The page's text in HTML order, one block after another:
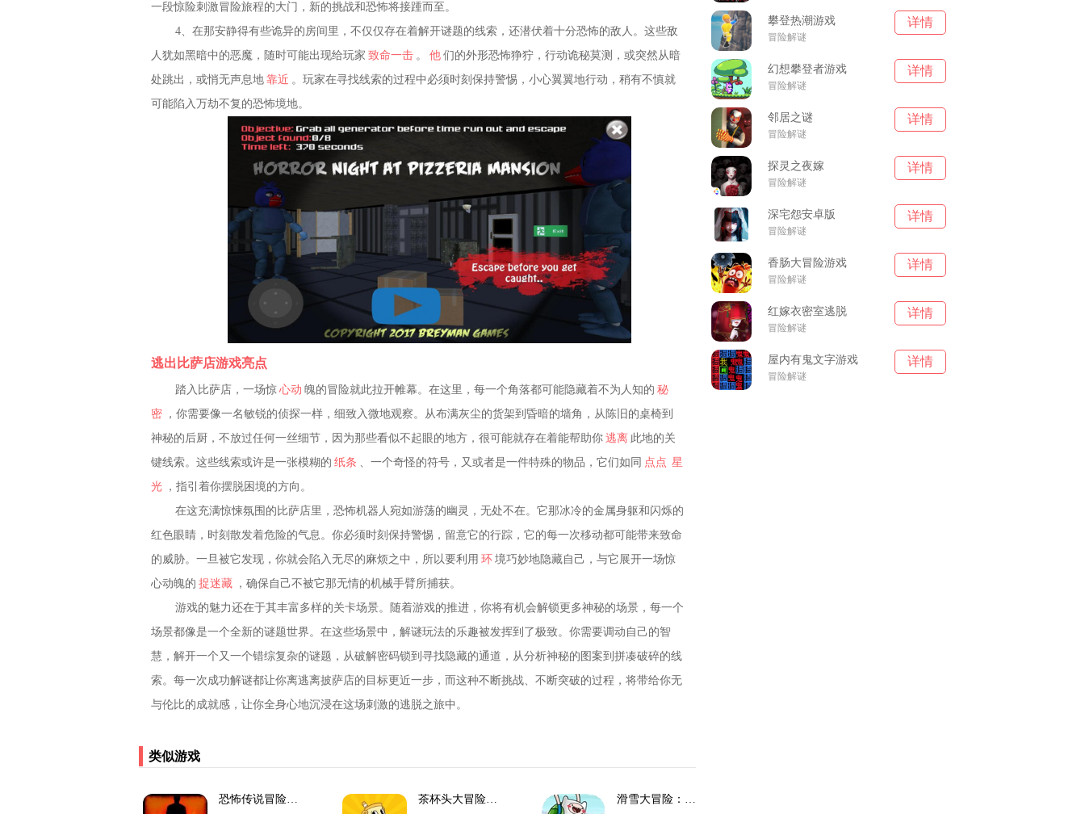
一段惊险刺激冒险旅程的大门，新的挑战和恐怖将接踵而至。
4、在那安静得有些诡异的房间里，不仅仅存在着解开谜题的线索，还潜伏着十分恐怖的敌人。这些敌
人犹如黑暗中的恶魔，随时可能出现给玩家 致命一击 。 他 们的外形恐怖狰狞，行动诡秘莫测，或突然从暗
处跳出，或悄无声息地 靠近 。玩家在寻找线索的过程中必须时刻保持警惕，小心翼翼地行动，稍有不慎就
可能陷入万劫不复的恐怖境地。
逃出比萨店游戏亮点
踏入比萨店，一场惊 心动 魄的冒险就此拉开帷幕。在这里，每一个角落都可能隐藏着不为人知的 秘
密 ，你需要像一名敏锐的侦探一样，细致入微地观察。从布满灰尘的货架到昏暗的墙角，从陈旧的桌椅到
神秘的后厨，不放过任何一丝细节，因为那些看似不起眼的地方，很可能就存在着能帮助你 逃离 此地的关
键线索。这些线索或许是一张模糊的 纸条 、一个奇怪的符号，又或者是一件特殊的物品，它们如同 点点 星
光 ，指引着你摆脱困境的方向。
在这充满惊悚氛围的比萨店里，恐怖机器人宛如游荡的幽灵，无处不在。它那冰冷的金属身躯和闪烁的
红色眼睛，时刻散发着危险的气息。你必须时刻保持警惕，留意它的行踪，它的每一次移动都可能带来致命
的威胁。一旦被它发现，你就会陷入无尽的麻烦之中，所以要利用 环 境巧妙地隐藏自己，与它展开一场惊
心动魄的 捉迷藏 ，确保自己不被它那无情的机械手臂所捕获。
游戏的魅力还在于其丰富多样的关卡场景。随着游戏的推进，你将有机会解锁更多神秘的场景，每一个
场景都像是一个全新的谜题世界。在这些场景中，解谜玩法的乐趣被发挥到了极致。你需要调动自己的智
慧，解开一个又一个错综复杂的谜题，从破解密码锁到寻找隐藏的通道，从分析神秘的图案到拼凑破碎的线
索。每一次成功解谜都让你离逃离披萨店的目标更近一步，而这种不断挑战、不断突破的过程，将带给你无
与伦比的成就感，让你全身心地沉浸在这场刺激的逃脱之旅中。
类似游戏
恐怖传说冒险解谜 茶杯头大冒险解谜 滑雪大冒险：探险时光
攀登热潮游戏
冒险解谜
详情
幻想攀登者游戏
冒险解谜
详情
邻居之谜
冒险解谜
详情
探灵之夜嫁
冒险解谜
详情
深宅怨安卓版
冒险解谜
详情
香肠大冒险游戏
冒险解谜
详情
红嫁衣密室逃脱
冒险解谜
详情
屋内有鬼文字游戏
冒险解谜
详情